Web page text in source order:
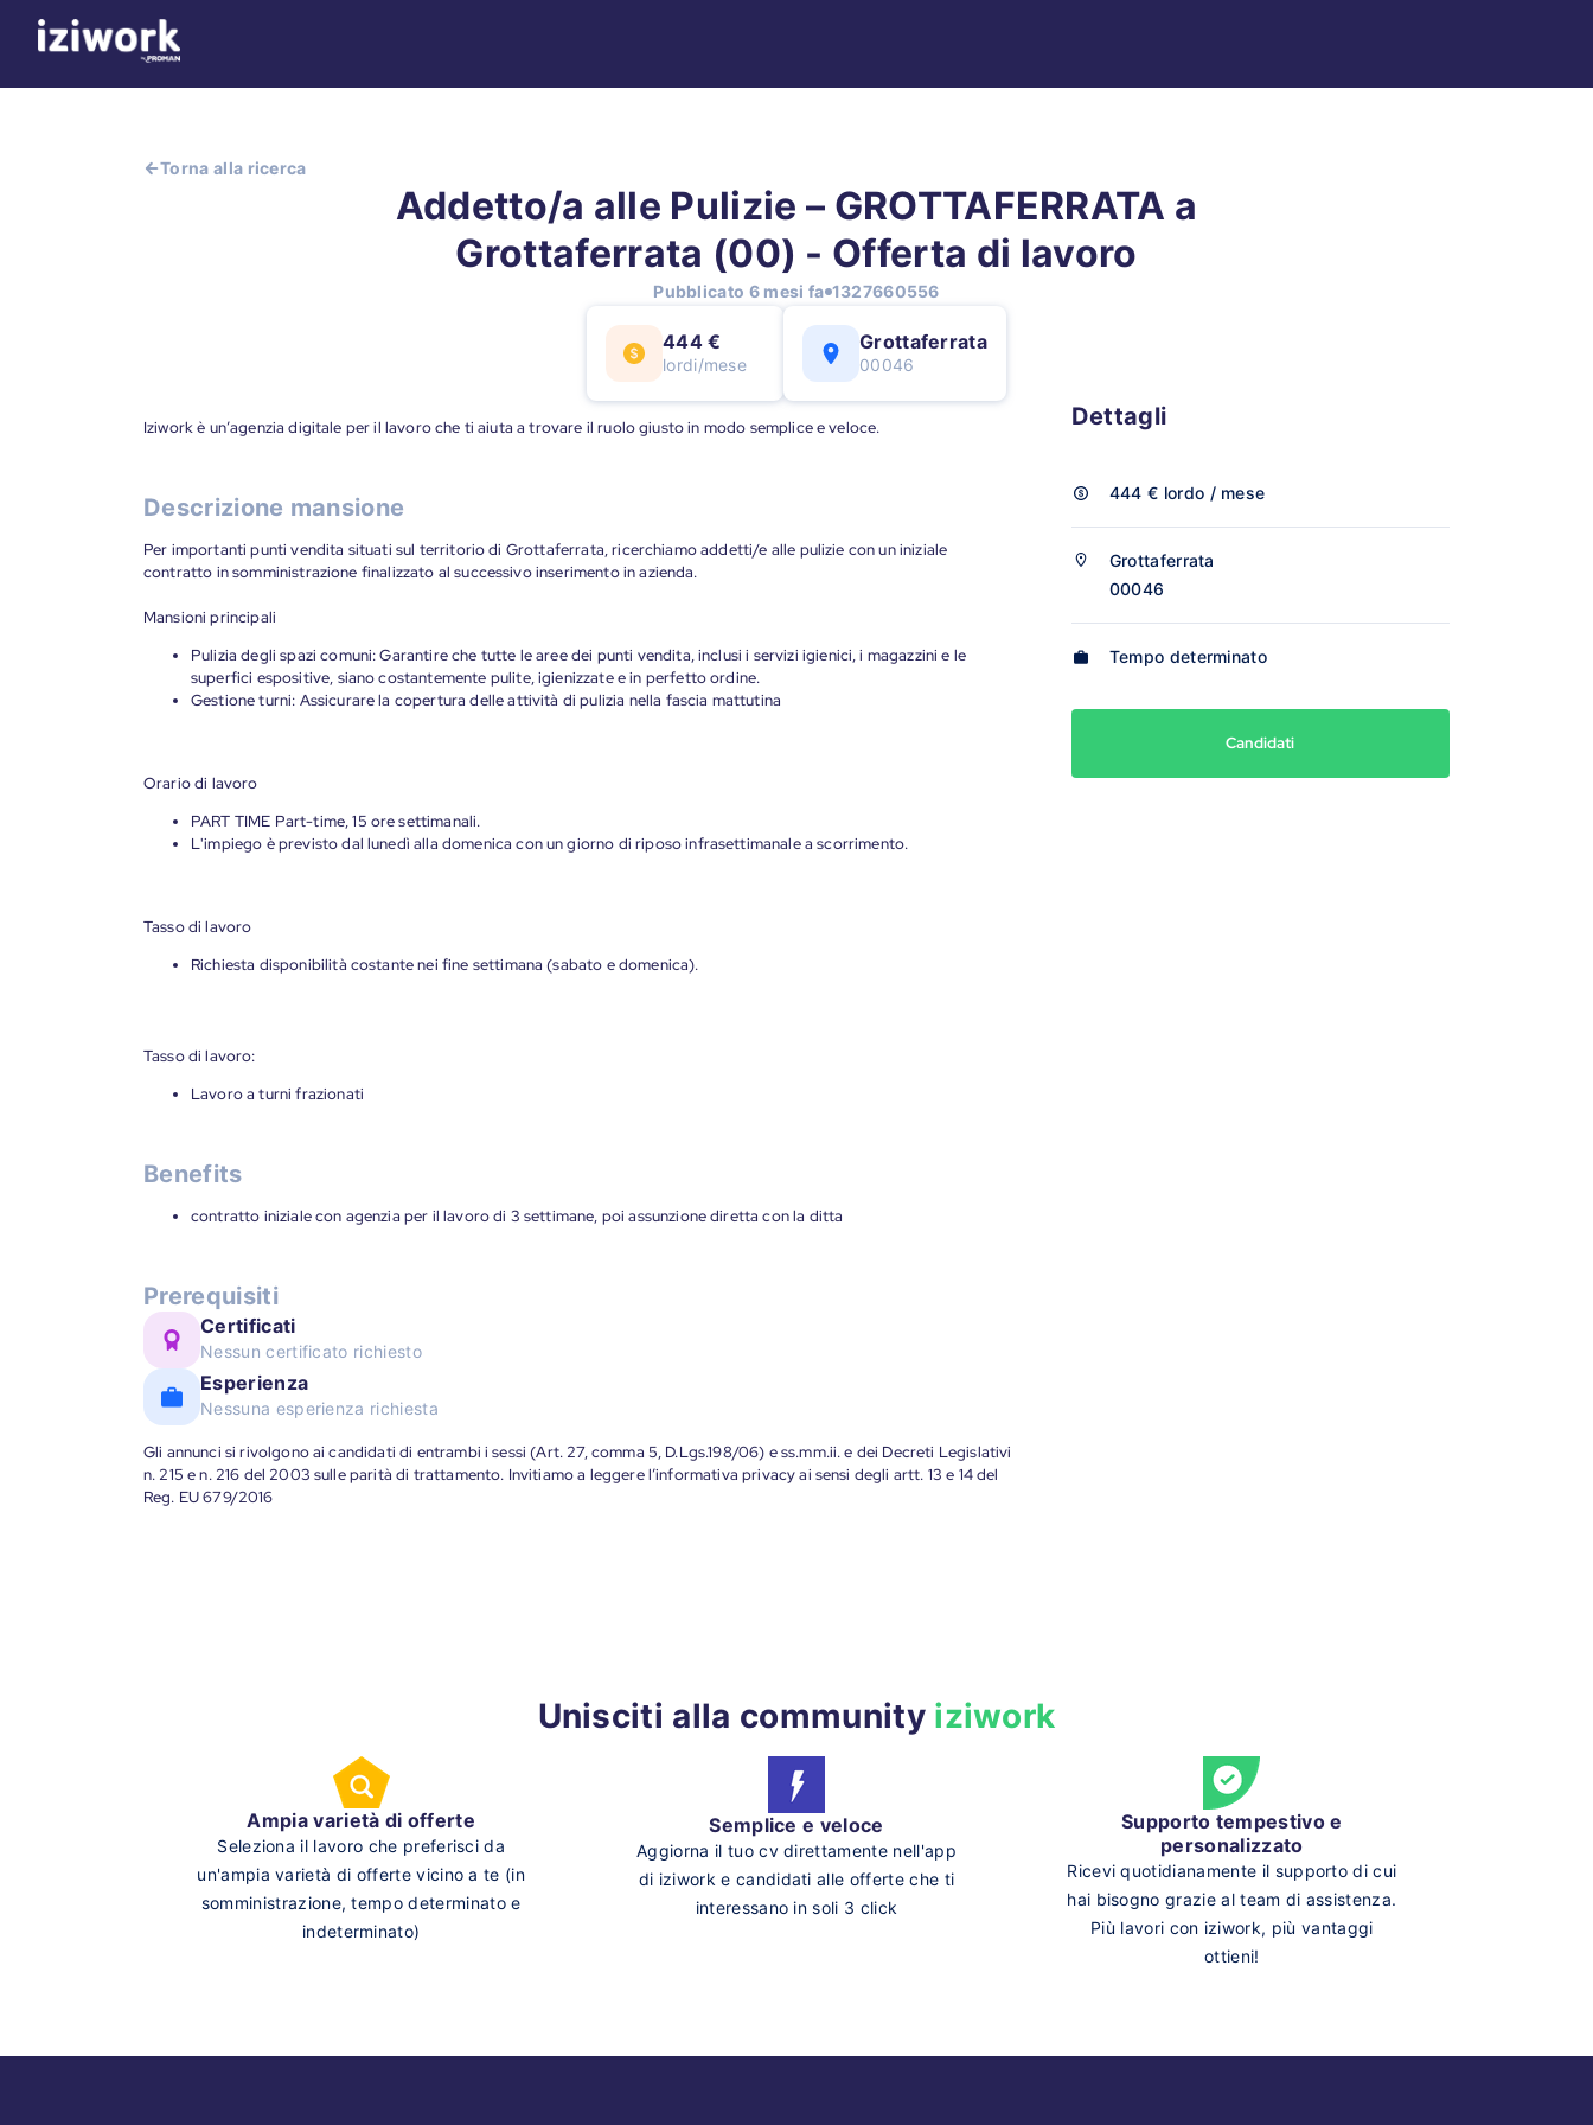
Torna alla ricerca
Addetto/a alle Pulizie – GROTTAFERRATA a
Grottaferrata (00) - Offerta di lavoro
Pubblicato 6 mesi fa 1327660556
444 €
lordi/mese
Grottaferrata
00046
Iziwork è un’agenzia digitale per il lavoro che ti aiuta a trovare il ruolo giusto in modo semplice e veloce.
Descrizione mansione
Per importanti punti vendita situati sul territorio di Grottaferrata, ricerchiamo addetti/e alle pulizie con un iniziale
contratto in somministrazione finalizzato al successivo inserimento in azienda.
Mansioni principali
Pulizia degli spazi comuni: Garantire che tutte le aree dei punti vendita, inclusi i servizi igienici, i magazzini e le
superfici espositive, siano costantemente pulite, igienizzate e in perfetto ordine.
Gestione turni: Assicurare la copertura delle attività di pulizia nella fascia mattutina
Orario di lavoro
PART TIME Part-time, 15 ore settimanali.
L'impiego è previsto dal lunedì alla domenica con un giorno di riposo infrasettimanale a scorrimento.
Tasso di lavoro
Richiesta disponibilità costante nei fine settimana (sabato e domenica).
Tasso di lavoro:
Lavoro a turni frazionati
Benefits
contratto iniziale con agenzia per il lavoro di 3 settimane, poi assunzione diretta con la ditta
Prerequisiti
Certificati
Nessun certificato richiesto
Esperienza
Nessuna esperienza richiesta
Gli annunci si rivolgono ai candidati di entrambi i sessi (Art. 27, comma 5, D.Lgs.198/06) e ss.mm.ii. e dei Decreti Legislativi
n. 215 e n. 216 del 2003 sulle parità di trattamento. Invitiamo a leggere l’informativa privacy ai sensi degli artt. 13 e 14 del
Reg. EU 679/2016
Dettagli
444 € lordo / mese
Grottaferrata
00046
Tempo determinato
Candidati
Unisciti alla community iziwork
Ampia varietà di offerte
Seleziona il lavoro che preferisci da
un'ampia varietà di offerte vicino a te (in
somministrazione, tempo determinato e
indeterminato)
Semplice e veloce
Aggiorna il tuo cv direttamente nell'app
di iziwork e candidati alle offerte che ti
interessano in soli 3 click
Supporto tempestivo e
personalizzato
Ricevi quotidianamente il supporto di cui
hai bisogno grazie al team di assistenza.
Più lavori con iziwork, più vantaggi
ottieni!